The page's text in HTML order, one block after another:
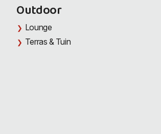
Outdoor
Lounge
Terras & Tuin